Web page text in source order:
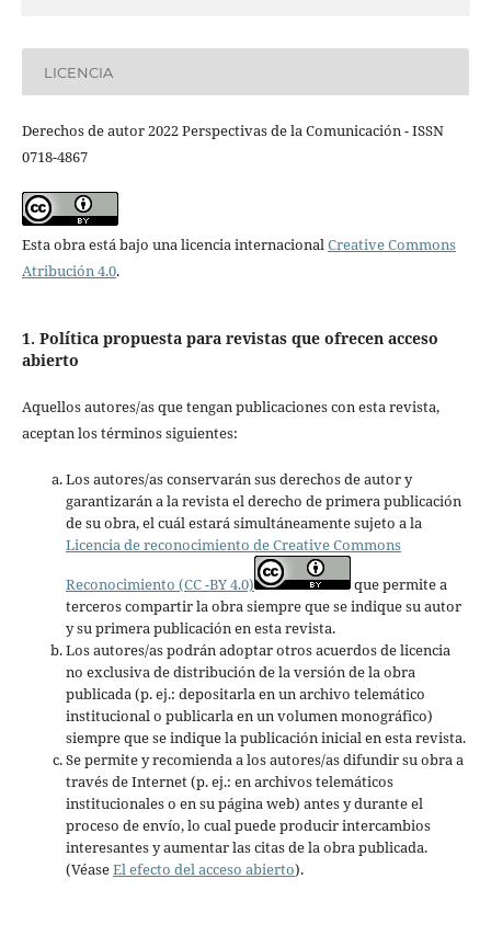
LICENCIA
Derechos de autor 2022 Perspectivas de la Comunicación - ISSN
0718-4867
Esta obra está bajo una licencia internacionalCreative Commons
Atribución 4.0.
1. Política propuesta para revistas que ofrecen acceso
abierto
Aquellos autores/as que tengan publicaciones con esta revista,
aceptan los términos siguientes:
Los autores/as conservarán sus derechos de autor y
garantizarán a la revista el derecho de primera publicación
de su obra, el cuál estará simultáneamente sujeto a la
Licencia de reconocimiento de Creative Commons
Reconocimiento (CC -BY 4.0)
que permite a
terceros compartir la obra siempre que se indique su autor
y su primera publicación en esta revista.
Los autores/as podrán adoptar otros acuerdos de licencia
no exclusiva de distribución de la versión de la obra
publicada (p. ej.: depositarla en un archivo telemático
institucional o publicarla en un volumen monográfico)
siempre que se indique la publicación inicial en esta revista.
Se permite y recomienda a los autores/as difundir su obra a
través de Internet (p. ej.: en archivos telemáticos
institucionales o en su página web) antes y durante el
proceso de envío, lo cual puede producir intercambios
interesantes y aumentar las citas de la obra publicada.
(VéaseEl efecto del acceso abierto).